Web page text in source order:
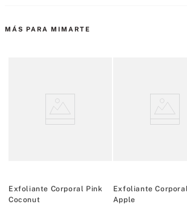
uno de los ingredientes más poderosos de la
Nueva apariencia y nombre de tu fórmula favorita
pruebas con animales.
10 oz / 283 g
MÁS PARA MIMARTE
Exfoliante Corporal Pink
Coconut
Exfoliante
Apple